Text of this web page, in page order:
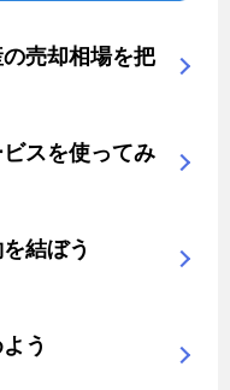
売却相場を把
スを使ってみ
結ぼう
う